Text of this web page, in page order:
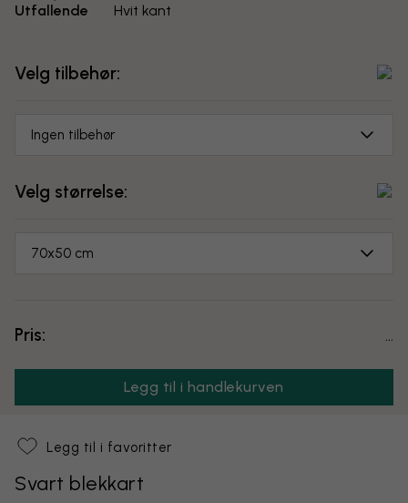
Utfallende Hvit kant
Velg tilbehør:
Ingen tilbehør
Velg størrelse:
70x50 cm
Pris:
Legg til i handlekurven
Legg til i favoritter
Svart blekkart